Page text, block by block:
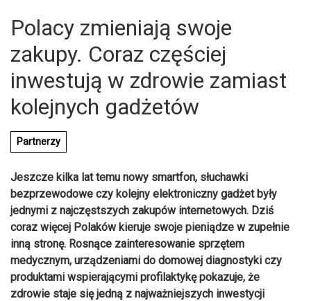
Polacy zmieniają swoje
zakupy. Coraz częściej
inwestują w zdrowie zamiast
kolejnych gadżetów
Partnerzy
Jeszcze kilka lat temu nowy smartfon, słuchawki
bezprzewodowe czy kolejny elektroniczny gadżet były
jednymi z najczęstszych zakupów internetowych. Dziś
coraz więcej Polaków kieruje swoje pieniądze w zupełnie
inną stronę. Rosnące zainteresowanie sprzętem
medycznym, urządzeniami do domowej diagnostyki czy
produktami wspierającymi profilaktykę pokazuje, że
zdrowie staje się jedną z najważniejszych inwestycji